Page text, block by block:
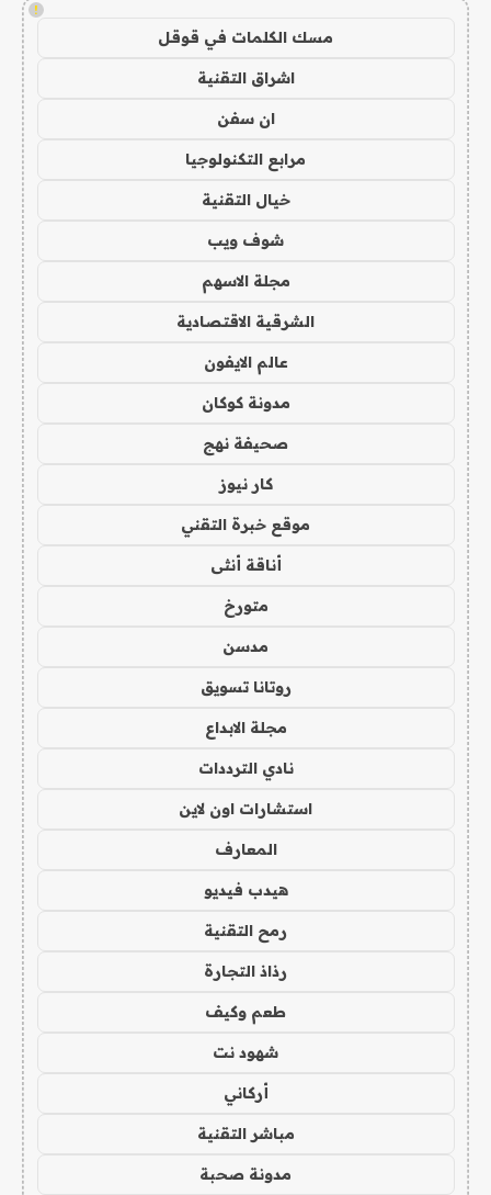
!
مسك الكلمات في قوقل
اشراق التقنية
ان سفن
مرابع التكنولوجيا
خيال التقنية
شوف ويب
مجلة الاسهم
الشرقية الاقتصادية
عالم الايفون
مدونة كوكان
صحيفة نهج
كار نيوز
موقع خبرة التقني
أناقة أنثى
متورخ
مدسن
روتانا تسويق
مجلة الابداع
نادي الترددات
استشارات اون لاين
المعارف
هيدب فيديو
رمح التقنية
رذاذ التجارة
طعم وكيف
شهود نت
أركاني
مباشر التقنية
مدونة صحبة